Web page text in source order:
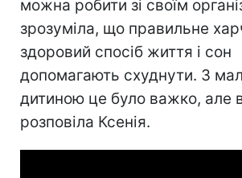
можна робити зі своїм
зрозуміла, що правильне
здоровий спосіб життя і сон
допомагають схуднути. З
дитиною це було важко, але
розповіла Ксенія.